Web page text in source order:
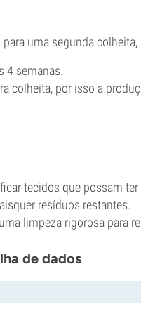
uma segunda
4 semanas.
colheita, por isso a
tecidos que possam ter
resíduos restantes.
limpeza rigorosa para
de dados